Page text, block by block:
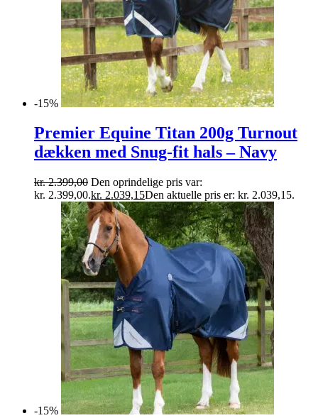
-15%
Premier Equine Titan 200g Turnout
dækken med Snug-fit hals – Navy
kr.2.399,00 Den oprindelige pris var:
kr. 2.399,00.kr. 2.039,15Den aktuelle pris er: kr. 2.039,15.
-15%